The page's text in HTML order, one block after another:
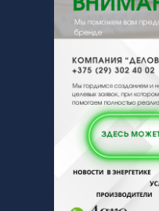
2ПТС-4
мя тормозными